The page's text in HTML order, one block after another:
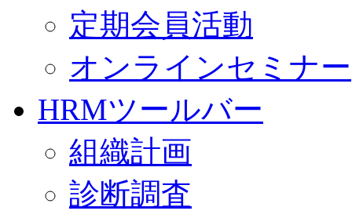
定期会員活動
オンラインセミナー
HRMツールバー
組織計画
診断調査